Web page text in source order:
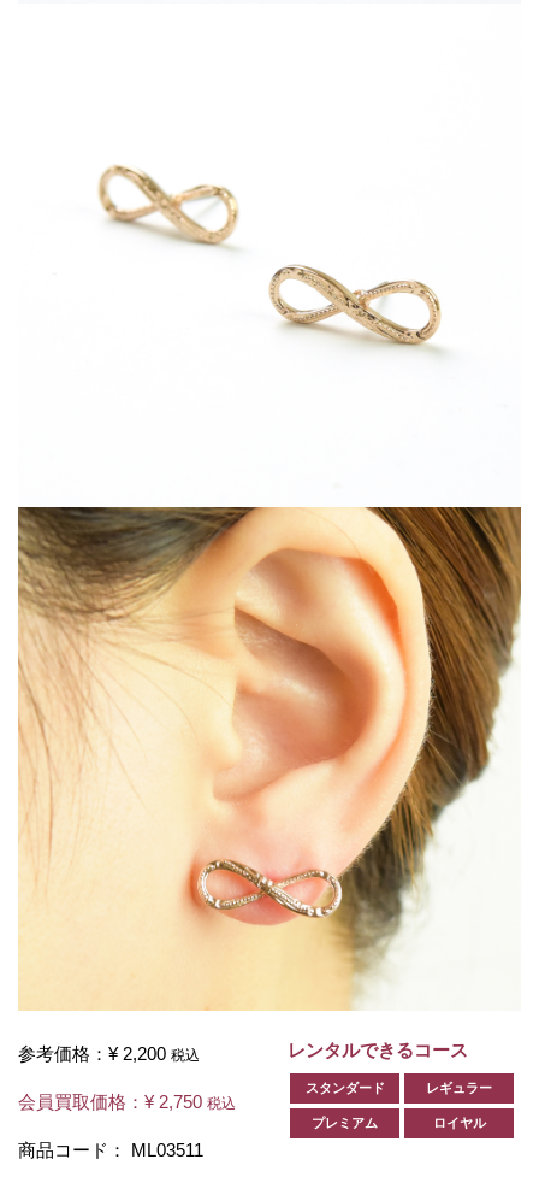
参考価格： ¥ 2,200 税込
会員買取価格： ¥ 2,750 税込
商品コード： ML03511
レンタルできるコース
スタンダード レギュラー
プレミアム ロイヤル